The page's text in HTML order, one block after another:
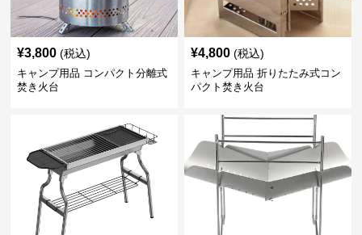
¥3,800 (税込)
キャンプ用品 コンパクト分離式
焚き火台
¥4,800 (税込)
キャンプ用品 折りたたみ式コン
パクト焚き火台